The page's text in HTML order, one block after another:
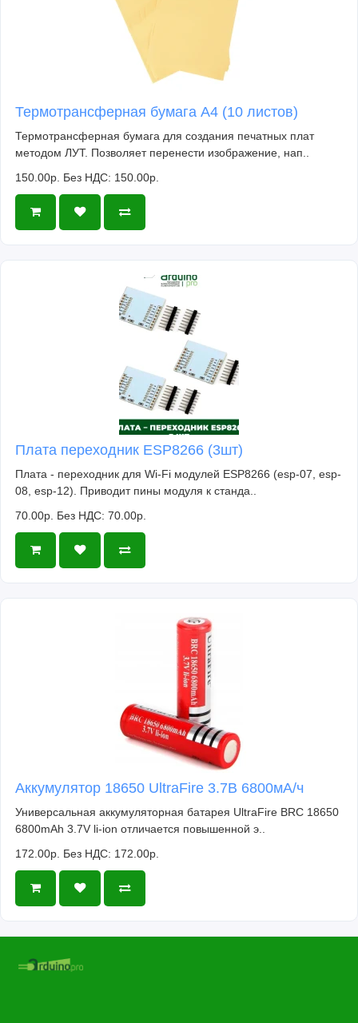
Термотрансферная бумага А4 (10 листов)
Термотрансферная бумага для создания печатных плат
методом ЛУТ. Позволяет перенести изображение, нап..
150.00р. Без НДС: 150.00р.
Плата переходник ESP8266 (3шт)
Плата - переходник для Wi-Fi модулей ESP8266 (esp-07, esp-
08, esp-12). Приводит пины модуля к станда..
70.00р. Без НДС: 70.00р.
Аккумулятор 18650 UltraFire 3.7В 6800мА/ч
Универсальная аккумуляторная батарея UltraFire BRC 18650
6800mAh 3.7V li-ion отличается повышенной э..
172.00р. Без НДС: 172.00р.